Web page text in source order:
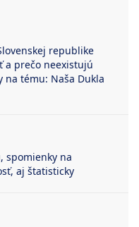
republike
a prečo neexistujú
na tému: Naša Dukla
spomienky na
aj štatisticky